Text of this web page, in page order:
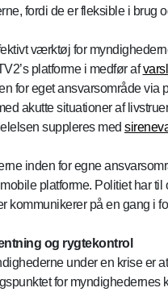
fordi de er fleksible i brug
værktøj for
platforme i medfør af
for eget ansvarsområde via
akutte situationer af
suppleres med
inden for egne
platforme. Politiet har
kommunikerer på en gang i
og rygtekontrol
under en krise er
for myndighedernes